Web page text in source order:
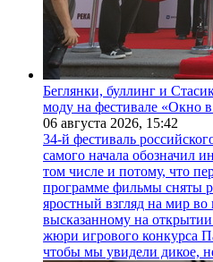
Беглянки, буллинг и
моду на фестивале «Окно
06 августа 2026, 15:42
34-й фестиваль
самого начала обозначил
том числе и потому, что
программе фильмы сняты
яростный взгляд на мир во
высказанному на
жюри игрового конкурса
чтобы мы увидели дикое,